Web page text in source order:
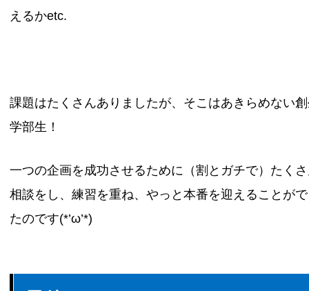
えるかetc.
課題はたくさんありましたが、そこはあきらめない
学部生！
一つの企画を成功させるために（割とガチで）たく
相談をし、練習を重ね、やっと本番を迎えることが
たのです(*’ω’*)